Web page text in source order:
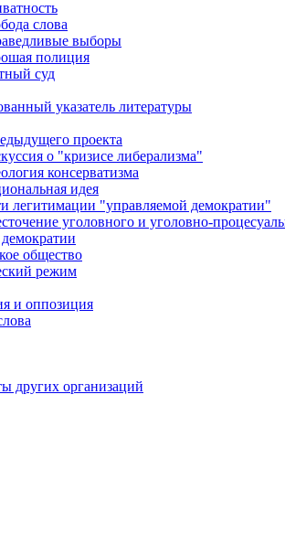
слова
выборы
полиция
суд
указатель литературы
проекта
о "кризисе либерализма"
консерватизма
идея
легитимации "управляемой демократии"
уголовного и уголовно-
общество
режим
и оппозиция
других организаций